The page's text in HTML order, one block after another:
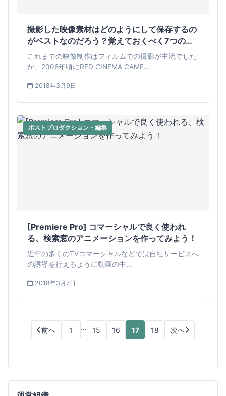
撮影した映像素材はどのようにして保存するの
がベストなのだろう？覚えておくべく7つのこ
と
これまでの映像制作はフィルムでの撮影が主流でした
が、2006年頃にRED CINEMA CAME...
2018年3月9日
ポストプロダクション・編集
[Premiere Pro] コマーシャルで良く使われ
る、検索窓のアニメーションを作ってみよう！
近年の多くのTVコマーシャルなどでは自社サービスへ
の誘導を行えるように動画の中...
2018年3月7日
前へ 1 ... 15 16 17 18 次へ